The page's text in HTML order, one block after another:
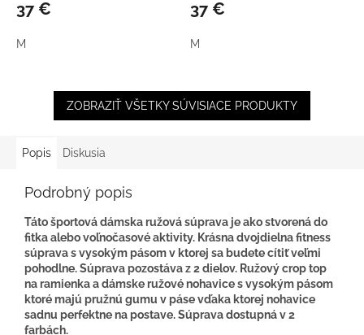
37 €
M
37 €
M
ZOBRAZIŤ VŠETKY SÚVISIACE PRODUKTY
Popis Diskusia
Podrobný popis
Táto športová dámska ružová súprava je ako stvorená do
fitka alebo voľnočasové aktivity. Krásna dvojdielna fitness
súprava s vysokým pásom v ktorej sa budete cítiť veľmi
pohodlne. Súprava pozostáva z 2 dielov. Ružový crop top
na ramienka a dámske ružové nohavice s vysokým pásom
ktoré majú pružnú gumu v páse vďaka ktorej nohavice
sadnu perfektne na postave. Súprava dostupná v 2
farbách.